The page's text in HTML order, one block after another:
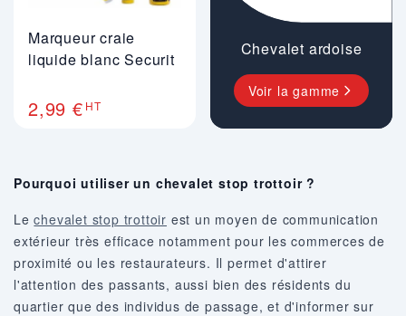
Marqueur craie
liquide blanc Securit
2,99 € HT
Chevalet ardoise
Voir la gamme
Pourquoi utiliser un chevalet stop trottoir ?
Lechevalet stop trottoir est un moyen de communication
extérieur très efficace notamment pour les commerces de
proximité ou les restaurateurs. Il permet d'attirer
l'attention des passants, aussi bien des résidents du
quartier que des individus de passage, et d'informer sur